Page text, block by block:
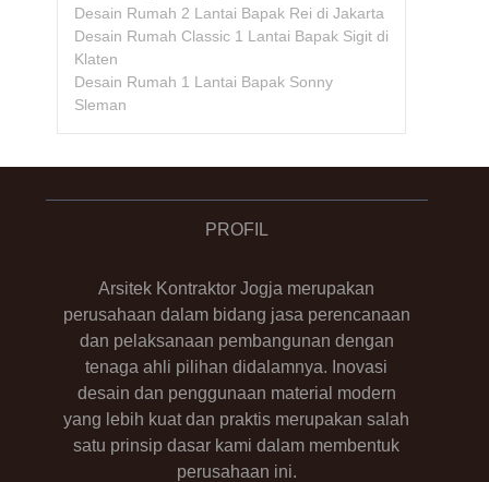
Desain Rumah 2 Lantai Bapak Rei di Jakarta
Desain Rumah Classic 1 Lantai Bapak Sigit di
Klaten
Desain Rumah 1 Lantai Bapak Sonny
Sleman
PROFIL
Arsitek Kontraktor Jogja merupakan
perusahaan dalam bidang jasa perencanaan
dan pelaksanaan pembangunan dengan
tenaga ahli pilihan didalamnya. Inovasi
desain dan penggunaan material modern
yang lebih kuat dan praktis merupakan salah
satu prinsip dasar kami dalam membentuk
perusahaan ini.